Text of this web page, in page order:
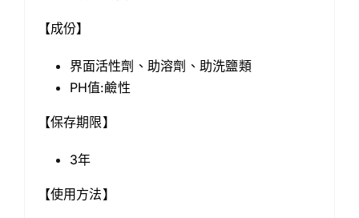
【成份】
界面活性劑、助溶劑、助洗鹽類
PH值:鹼性
【保存期限】
3年
【使用方法】